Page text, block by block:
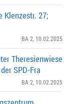
Klenzestr. 27;
BA 2 , 10.02.2025
Theresienwiese
SPD-Fra
BA 2 , 10.02.2025